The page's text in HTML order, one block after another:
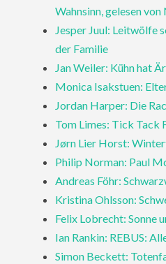
Wahnsinn, gelesen von
Jesper Juul: Leitwölfe
der Familie
Jan Weiler: Kühn hat
Monica Isakstuen:
Jordan Harper: Die
Tom Limes: Tick Tack
Jørn Lier Horst:
Philip Norman: Paul
Andreas Föhr:
Kristina Ohlsson:
Felix Lobrecht: Sonne
Ian Rankin: REBUS:
Simon Beckett: